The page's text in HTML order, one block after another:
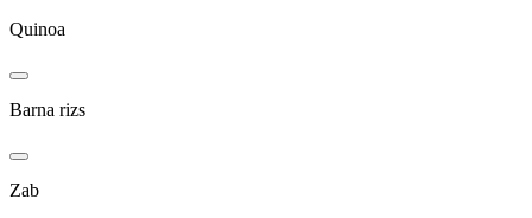
Quinoa
Barna rizs
Zab